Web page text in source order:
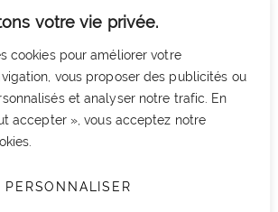
votre vie privée.
cookies pour améliorer votre
vous proposer des publicités ou
et analyser notre trafic. En
accepter », vous acceptez notre
PERSONNALISER